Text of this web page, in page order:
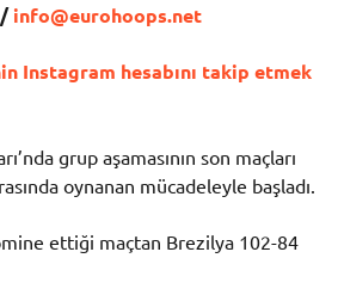
info@eurohoops.net
Instagram hesabını takip etmek
grup aşamasının son maçları
oynanan mücadeleyle başladı.
ettiği maçtan Brezilya 102-84